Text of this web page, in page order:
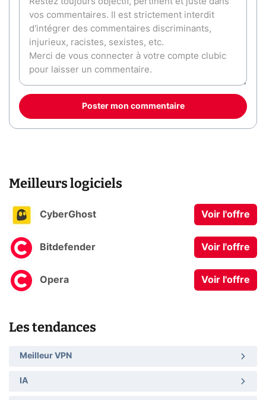
Poster mon commentaire
Meilleurs logiciels
CyberGhost Voir l'offre
Bitdefender Voir l'offre
Opera Voir l'offre
Les tendances
Meilleur VPN
IA